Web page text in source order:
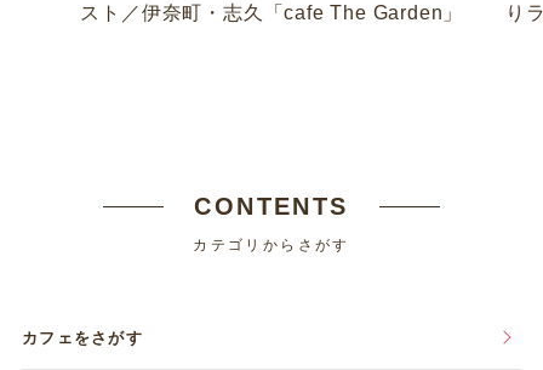
スト／伊奈町・志久「cafe The Garden」
り
CONTENTS
カテゴリからさがす
カフェをさがす